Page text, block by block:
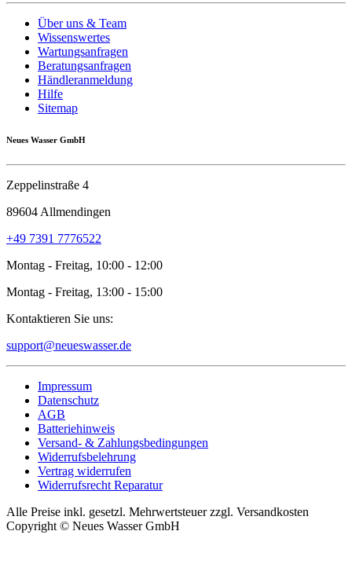
Über uns & Team
Wissenswertes
Wartungsanfragen
Beratungsanfragen
Händleranmeldung
Hilfe
Sitemap
Neues Wasser GmbH
Zeppelinstraße 4
89604 Allmendingen
+49 7391 7776522
Montag - Freitag, 10:00 - 12:00
Montag - Freitag, 13:00 - 15:00
Kontaktieren Sie uns:
support@neueswasser.de
Impressum
Datenschutz
AGB
Batteriehinweis
Versand- & Zahlungsbedingungen
Widerrufsbelehrung
Vertrag widerrufen
Widerrufsrecht Reparatur
Alle Preise inkl. gesetzl. Mehrwertsteuer zzgl. Versandkosten
Copyright © Neues Wasser GmbH